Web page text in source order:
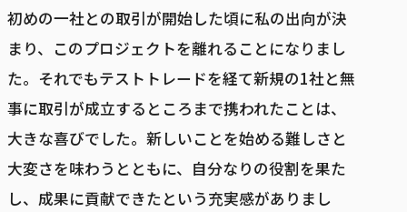
初めの一社との取引が開始した頃に私の出向が決
まり、このプロジェクトを離れることになりまし
た。それでもテストトレードを経て新規の1社と無
事に取引が成立するところまで携われたことは、
大きな喜びでした。新しいことを始める難しさと
大変さを味わうとともに、自分なりの役割を果た
し、成果に貢献できたという充実感がありまし